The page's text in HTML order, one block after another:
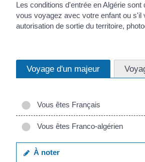
Les conditions d'entrée en Algérie
vous voyagez avec votre enfant ou
autorisation de sortie du territoire,
Voyage d'un majeur
Vous êtes Français
Vous êtes Franco-algérien
À noter